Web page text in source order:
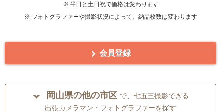
※ 平日と土日祝で価格は変わります
※ フォトグラファーや撮影状況によって、納品枚数は変わります
会員登録
岡山県の他の市区 で、七五三撮影できる
出張カメラマン・フォトグラファーを探す